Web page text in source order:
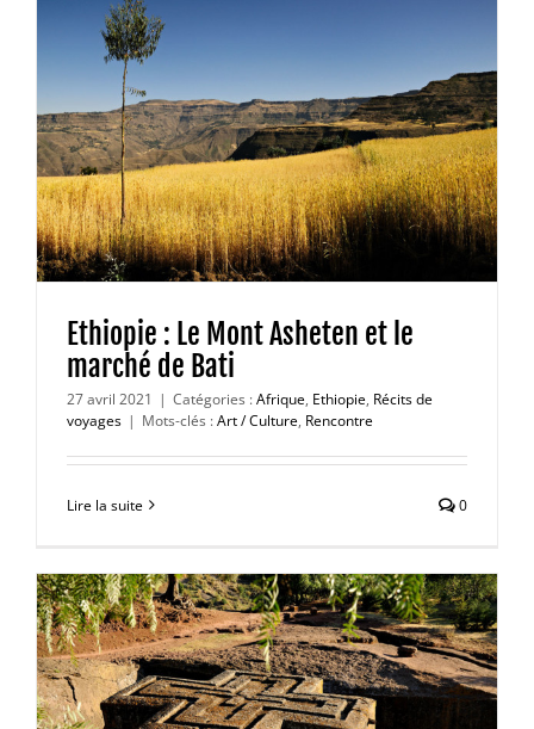
Ethiopie : Le Mont Asheten et le
marché de Bati
27 avril 2021 | Catégories :Afrique, Ethiopie, Récits de
voyages | Mots-clés :Art / Culture, Rencontre
Lire la suite 0